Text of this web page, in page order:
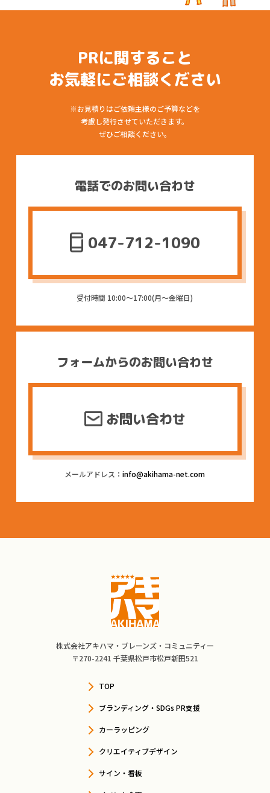
会社概要
著作権についてPRに関すること
お気軽にご相談ください
※お見積りはご依頼主様のご予算などを
考慮し発行させていただきます。
ぜひご相談ください。
電話でのお問い合わせ
047-712-1090
受付時間 10:00〜17:00(月〜金曜日)
フォームからのお問い合わせ
お問い合わせ
メールアドレス：info@akihama-net.com
株式会社アキハマ・ブレーンズ・コミュニティー
〒270-2241 千葉県松戸市松戸新田521
TOP
ブランディング・SDGs PR支援
カーラッピング
クリエイティブデザイン
サイン・看板